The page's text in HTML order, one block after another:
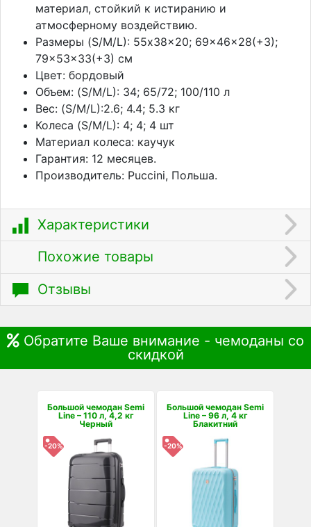
материал, стойкий к истиранию и
атмосферному воздействию.
Размеры (S/M/L): 55x38x20; 69x46x28(+3);
79x53x33(+3) см
Цвет: бордовый
Объем: (S/M/L): 34; 65/72; 100/110 л
Вес: (S/M/L):2.6; 4.4; 5.3 кг
Колеса (S/M/L): 4; 4; 4 шт
Материал колеса: каучук
Гарантия: 12 месяцев.
Производитель: Puccini, Польша.
Характеристики
Похожие товары
Отзывы
Обратите Ваше внимание - чемоданы со
скидкой
Большой чемодан Semi
Line – 110 л, 4,2 кг
Черный
-20%
Большой чемодан Semi
Line – 96 л, 4 кг
Блакитний
-20%